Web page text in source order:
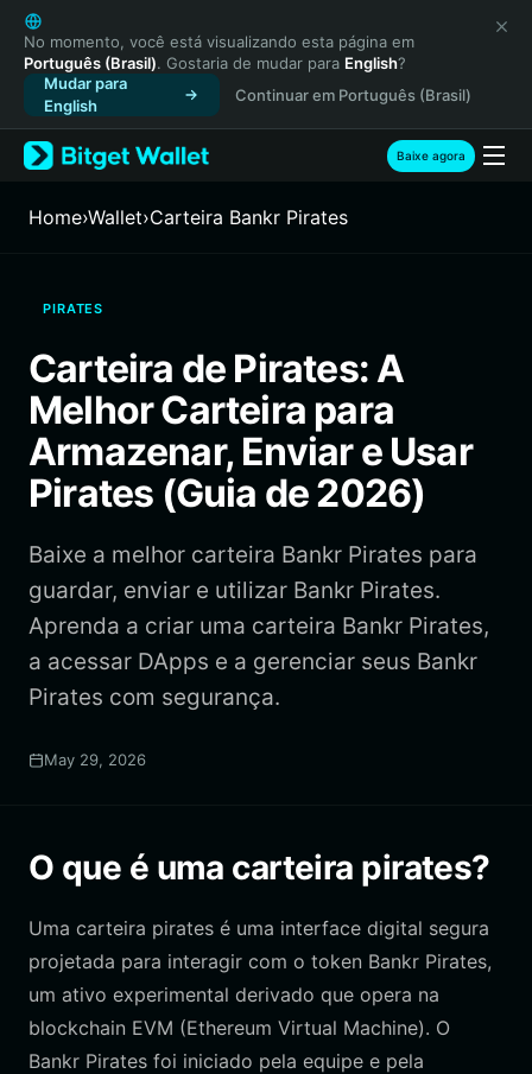
English
日本語
Tiếng Việt
Русский
Español (Latinoamérica)
Türkçe
Français
繁體中文
Bahasa Indonesia
ภาษาไทย
Español
Português (Brasil)
No momento, você está visualizando esta página em
Português (Brasil). Gostaria de mudar para English?
Mudar para
English
Continuar em Português (Brasil)
Baixe agora
Home›Wallet›Carteira Bankr Pirates
PIRATES
Carteira de Pirates: A
Melhor Carteira para
Armazenar, Enviar e Usar
Pirates (Guia de 2026)
Baixe a melhor carteira Bankr Pirates para
guardar, enviar e utilizar Bankr Pirates.
Aprenda a criar uma carteira Bankr Pirates,
a acessar DApps e a gerenciar seus Bankr
Pirates com segurança.
May 29, 2026
O que é uma carteira pirates?
Uma carteira pirates é uma interface digital segura
projetada para interagir com o token Bankr Pirates,
um ativo experimental derivado que opera na
blockchain EVM (Ethereum Virtual Machine). O
Bankr Pirates foi iniciado pela equipe e pela